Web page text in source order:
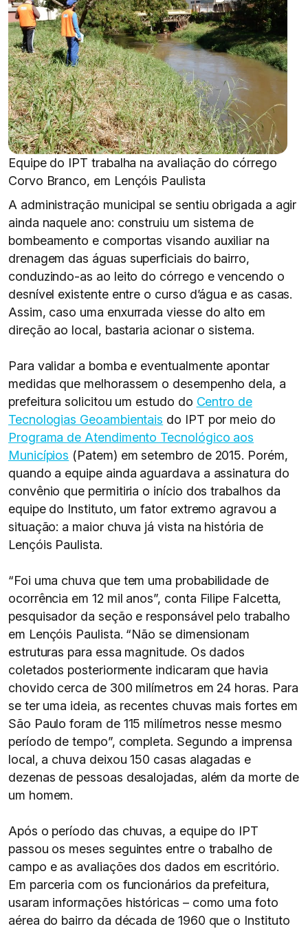
Equipe do IPT trabalha na avaliação do córrego
Corvo Branco, em Lençóis Paulista
A administração municipal se sentiu obrigada a agir
ainda naquele ano: construiu um sistema de
bombeamento e comportas visando auxiliar na
drenagem das águas superficiais do bairro,
conduzindo-as ao leito do córrego e vencendo o
desnível existente entre o curso d’água e as casas.
Assim, caso uma enxurrada viesse do alto em
direção ao local, bastaria acionar o sistema.
Para validar a bomba e eventualmente apontar
medidas que melhorassem o desempenho dela, a
prefeitura solicitou um estudo do Centro de
Tecnologias Geoambientais do IPT por meio do
Programa de Atendimento Tecnológico aos
Municípios (Patem) em setembro de 2015. Porém,
quando a equipe ainda aguardava a assinatura do
convênio que permitiria o início dos trabalhos da
equipe do Instituto, um fator extremo agravou a
situação: a maior chuva já vista na história de
Lençóis Paulista.
“Foi uma chuva que tem uma probabilidade de
ocorrência em 12 mil anos”, conta Filipe Falcetta,
pesquisador da seção e responsável pelo trabalho
em Lençóis Paulista. “Não se dimensionam
estruturas para essa magnitude. Os dados
coletados posteriormente indicaram que havia
chovido cerca de 300 milímetros em 24 horas. Para
se ter uma ideia, as recentes chuvas mais fortes em
São Paulo foram de 115 milímetros nesse mesmo
período de tempo”, completa. Segundo a imprensa
local, a chuva deixou 150 casas alagadas e
dezenas de pessoas desalojadas, além da morte de
um homem.
Após o período das chuvas, a equipe do IPT
passou os meses seguintes entre o trabalho de
campo e as avaliações dos dados em escritório.
Em parceria com os funcionários da prefeitura,
usaram informações históricas – como uma foto
aérea do bairro da década de 1960 que o Instituto